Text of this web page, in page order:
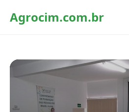
Agrocim.com.br